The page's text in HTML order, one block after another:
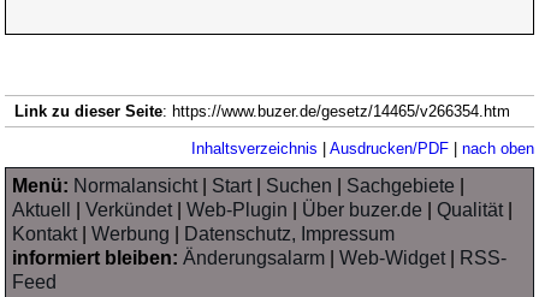
Link zu dieser Seite: https://www.buzer.de/gesetz/14465/v266354.htm
Inhaltsverzeichnis Ausdrucken/PDF| nach oben
Menü: Normalansicht| Start| Suchen Sachgebiete
Aktuell
|Verkündet|Web-Plugin Über buzer.de |Qualität|
Kontakt|Werbung
Datenschutz, Impressum
informiert bleiben: Änderungsalarm |Web-Widget|
RSS-
Feed